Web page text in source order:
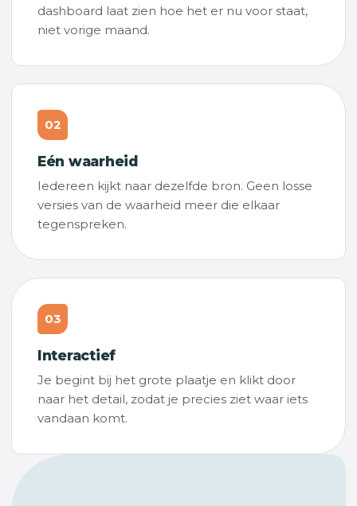
dashboard laat zien hoe het er nu voor staat,
niet vorige maand.
02
Eén waarheid
Iedereen kijkt naar dezelfde bron. Geen losse
versies van de waarheid meer die elkaar
tegenspreken.
03
Interactief
Je begint bij het grote plaatje en klikt door
naar het detail, zodat je precies ziet waar iets
vandaan komt.